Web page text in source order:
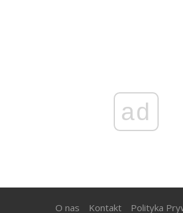
ad
O nas Kontakt Polityka